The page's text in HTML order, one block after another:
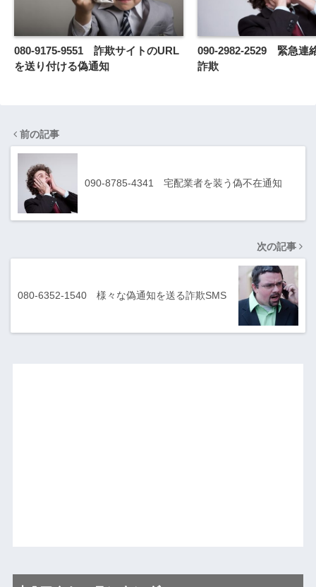
080-9175-9551 詐欺サイトのURL
を送り付ける偽通知
090-2982-2529 緊急連
詐欺
前の記事
090-8785-4341 宅配業者を装う偽不在通知
次の記事
080-6352-1540 様々な偽通知を送る詐欺SMS